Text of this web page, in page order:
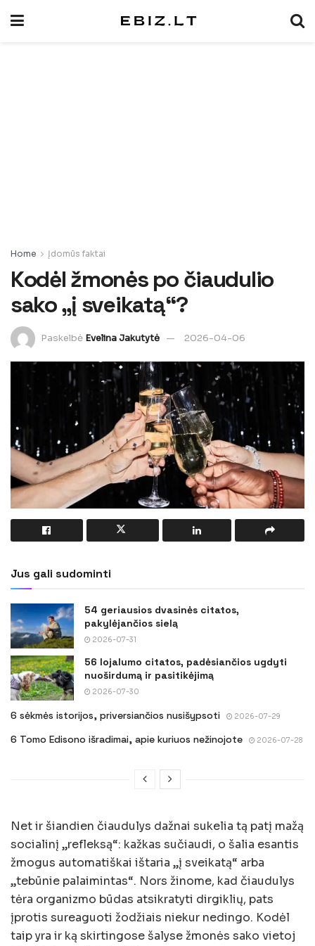
Home Įdomūs faktai
Kodėl žmonės po čiaudulio
sako „į sveikatą“?
Paskelbė Evelina Jakutytė 2026-04-06
Jus gali sudominti
54 geriausios dvasinės citatos,
pakylėjančios sielą
2026-07-31
56 lojalumo citatos, padėsiančios ugdyti
nuoširdumą ir pasitikėjimą
2026-07-30
6 sėkmės istorijos, priversiančios nusišypsoti 2026-07-29
6 Tomo Edisono išradimai, apie kuriuos nežinojote 2026-07-28
Net ir šiandien čiaudulys dažnai sukelia tą patį mažą
socialinį „refleksą“: kažkas sučiaudi, o šalia esantis
žmogus automatiškai ištaria „į sveikatą“ arba
„tebūnie palaimintas“. Nors žinome, kad čiaudulys
tėra organizmo būdas atsikratyti dirgiklių, pats
įprotis sureaguoti žodžiais niekur nedingo. Kodėl
taip yra ir ką skirtingose šalyse žmonės sako vietoj